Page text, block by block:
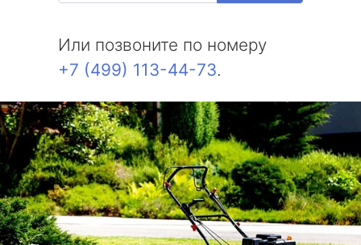
Или позвоните по номеру
+7 (499) 113-44-73.